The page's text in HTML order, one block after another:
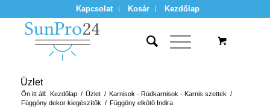
Kapcsolat Kosár Kezdőlap
Üzlet
Ön itt áll: Kezdőlap / Üzlet / Karnisok - Rúdkarnisok - Karnis szettek /
Függöny dekor kiegészítők / Függöny elkötő Indira